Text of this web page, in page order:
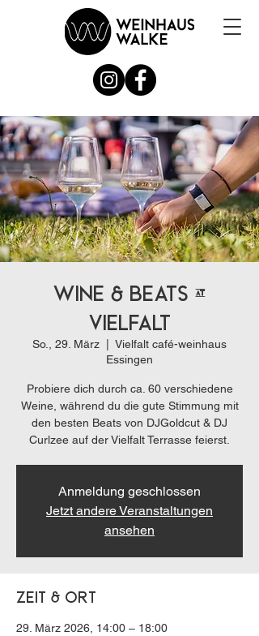
Wine & Beats @
Vielfalt
So., 29. März
Vielfalt café-weinhaus
Essingen
Probiere dich durch ca. 60 verschiedene
Weine, während du die gute Stimmung mit
den besten Beats von DJGoldcut & DJ
Curlzee auf der Vielfalt Terrasse feierst.
Anmeldung geschlossen
Jetzt andere Veranstaltungen
ansehen
Zeit & Ort
29. März 2026, 14:00 – 18:00